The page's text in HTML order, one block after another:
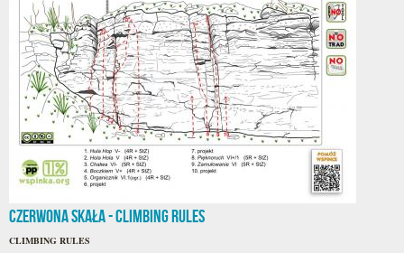
Czerwona Skała - CLIMBING RULES
CLIMBING RULES